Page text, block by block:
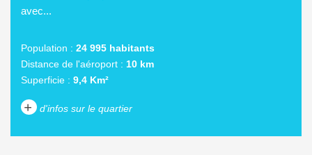
avec...
Population : 24 995 habitants
Distance de l'aéroport : 10 km
Superficie : 9,4 Km²
+ d'infos sur le quartier